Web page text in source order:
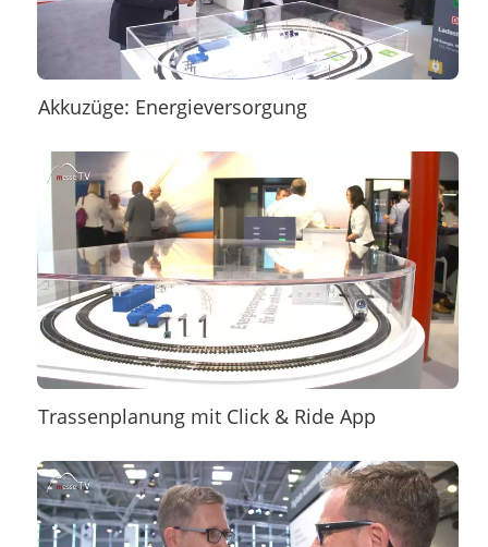
Akkuzüge: Energieversorgung
Trassenplanung mit Click & Ride App